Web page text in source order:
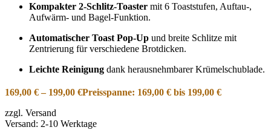
Kompakter 2-Schlitz-Toaster mit 6 Toaststufen, Auftau-,
Aufwärm- und Bagel-Funktion.
Automatischer Toast Pop-Up und breite Schlitze mit
Zentrierung für verschiedene Brotdicken.
Leichte Reinigung dank herausnehmbarer Krümelschublade.
169,00 € – 199,00 €Preisspanne: 169,00 € bis 199,00 €
zzgl. Versand
Versand: 2-10 Werktage